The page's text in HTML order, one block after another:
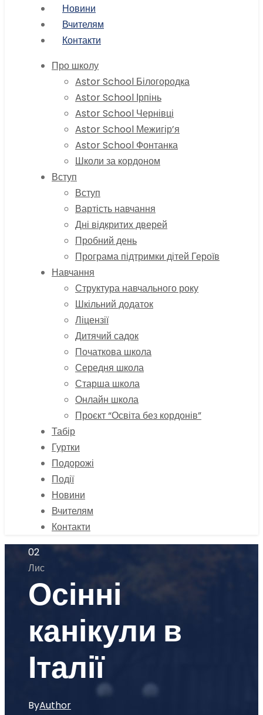
Новини
Вчителям
Контакти
Про школу
Astor School Білогородка
Astor School Ірпінь
Astor School Чернівці
Astor School Межигір’я
Astor School Фонтанка
Школи за кордоном
Вступ
Вступ
Вартість навчання
Дні відкритих дверей
Пробний день
Програма підтримки дітей Героїв
Навчання
Структура навчального року
Шкільний додаток
Ліцензії
Дитячий садок
Початкова школа
Середня школа
Старша школа
Онлайн школа
Проєкт “Освіта без кордонів”
Табір
Гуртки
Подорожі
Події
Новини
Вчителям
Контакти
02
Лис
Осінні
канікули в
Італії
ByAuthor